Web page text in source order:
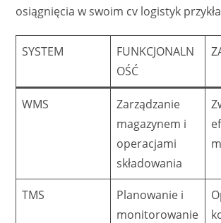
osiągnięcia w swoim cv logistyk
SYSTEM
FUNKCJONALN
OŚĆ
WMS
Zarządzanie
magazynem i
operacjami
składowania
TMS
Planowanie i
monitorowanie